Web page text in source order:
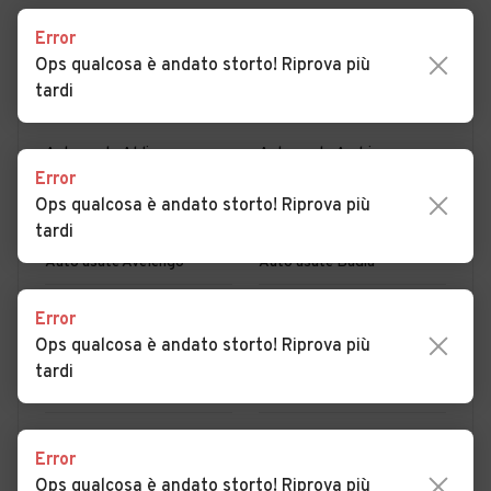
PER COMUNE
Auto usate Aldino Auto usate Andriano
Auto usate Anterivo
Auto usate Appiano sulla
strada del vino
Auto usate Avelengo Auto usate Badia
Auto usate Brennero Auto usate Bressanone
Auto usate Caines
Auto usate Caldaro sulla
Error
Ops qualcosa è andato storto! Riprova più
tardi
Error
Ops qualcosa è andato storto! Riprova più
tardi
Error
Ops qualcosa è andato storto! Riprova più
tardi
Error
Ops qualcosa è andato storto! Riprova più